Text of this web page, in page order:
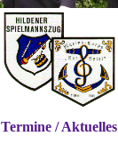
Termine / Aktuelles